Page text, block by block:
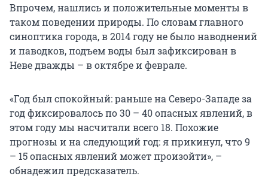
Впрочем, нашлись и положительные моменты в
таком поведении природы. По словам главного
синоптика города, в 2014 году не было наводнений
и паводков, подъем воды был зафиксирован в
Неве дважды – в октябре и феврале.
«Год был спокойный: раньше на Северо-Западе за
год фиксировалось по 30 – 40 опасных явлений, в
этом году мы насчитали всего 18. Похожие
прогнозы и на следующий год: я прикинул, что 9
– 15 опасных явлений может произойти», –
обнадежил предсказатель.